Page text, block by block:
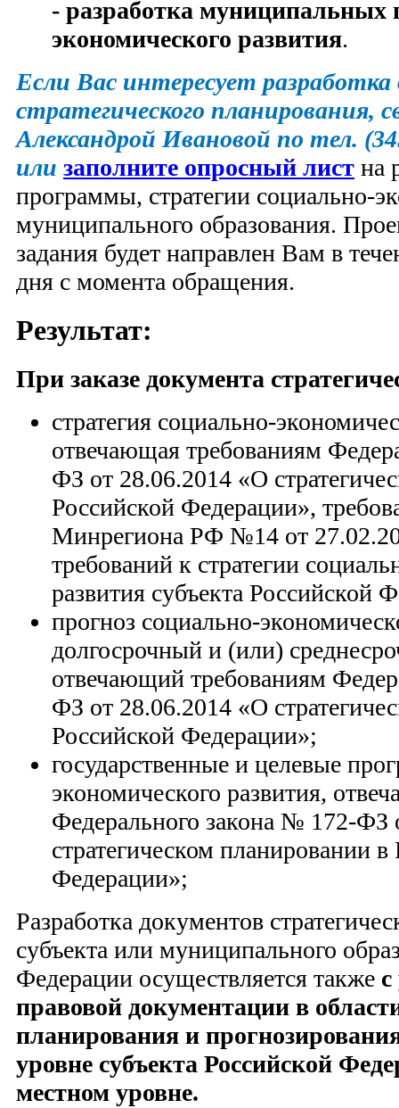
- разработка муниципальных
экономического развития.
Если Вас интересует
стратегического планирования,
Александрой Ивановой по тел.
или заполните опросный лист на
программы, стратегии социально-
муниципального образования.
задания будет направлен Вам в
дня с момента обращения.
Результат:
При заказе документа
стратегия социально-
отвечающая требованиям
ФЗ от 28.06.2014 «О
Российской Федерации»,
Минрегиона РФ №14 от
требований к стратегии
развития субъекта Российской
прогноз социально-
долгосрочный и (или)
отвечающий требованиям
ФЗ от 28.06.2014 «О
Российской Федерации»;
государственные и целевые
экономического развития,
Федерального закона № 172-ФЗ
стратегическом планировании в
Федерации»;
Разработка документов
субъекта или муниципального
Федерации осуществляется также
правовой документации в
планирования и
уровне субъекта Российской
местном уровне.